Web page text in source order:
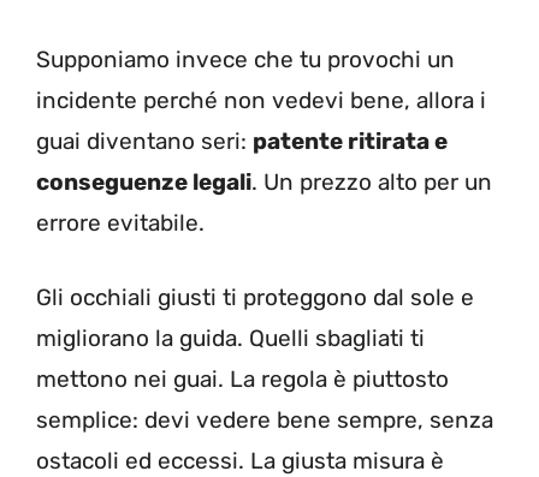
Supponiamo invece che tu provochi un
incidente perché non vedevi bene, allora i
guai diventano seri: patente ritirata e
conseguenze legali. Un prezzo alto per un
errore evitabile.
Gli occhiali giusti ti proteggono dal sole e
migliorano la guida. Quelli sbagliati ti
mettono nei guai. La regola è piuttosto
semplice: devi vedere bene sempre, senza
ostacoli ed eccessi. La giusta misura è